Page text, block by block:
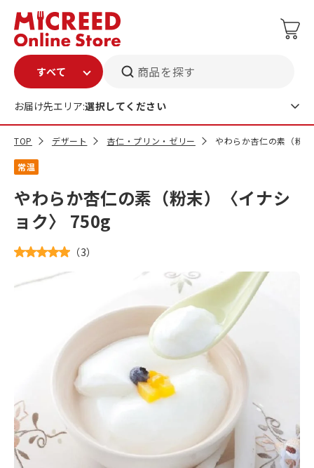
商品を探す
お届け先エリア:選択してください
TOP デザート 杏仁・プリン・ゼリー やわらか杏仁の素（粉
常温
やわらか杏仁の素（粉末）〈イナシ
ョク〉 750g
（3）